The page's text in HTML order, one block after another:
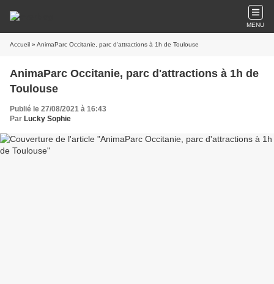
MENU
Accueil » AnimaParc Occitanie, parc d'attractions à 1h de Toulouse
AnimaParc Occitanie, parc d'attractions à 1h de
Toulouse
Publié le 27/08/2021 à 16:43
Par Lucky Sophie